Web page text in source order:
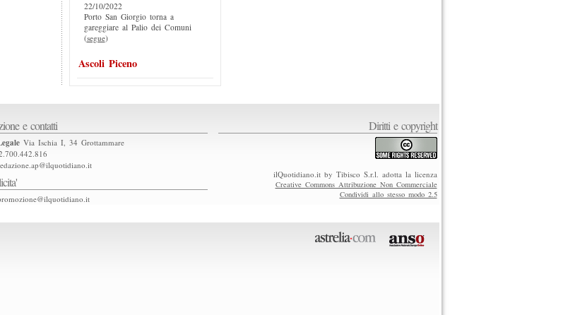
22/10/2022
Porto San Giorgio torna a
gareggiare al Palio dei Comuni
(segue)
Ascoli Piceno
e contatti
Via Ischia I, 34 Grottammare
Diritti e copyright
ilQuotidiano.it by Tibisco S.r.l. adotta la licenza
Creative Commons Attribuzione Non Commerciale
Condividi allo stesso modo 2.5